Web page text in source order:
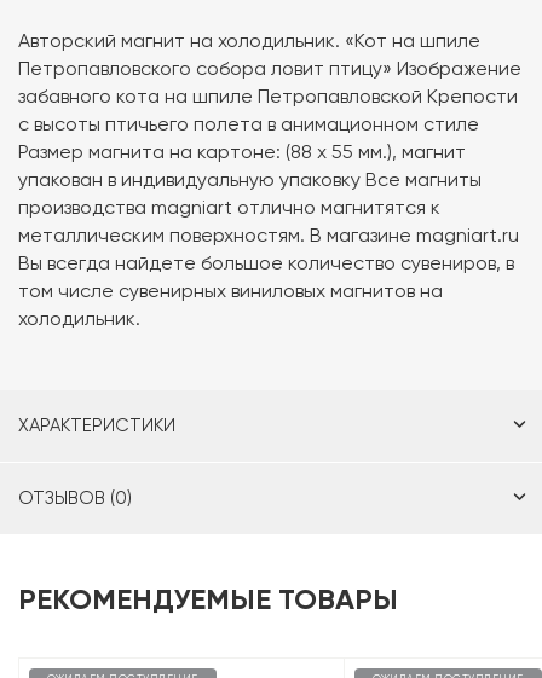
Авторский магнит на холодильник. «Кот на шпиле
Петропавловского собора ловит птицу» Изображение
забавного кота на шпиле Петропавловской Крепости
с высоты птичьего полета в анимационном стиле
Размер магнита на картоне: (88 х 55 мм.), магнит
упакован в индивидуальную упаковку Все магниты
производства magniart отлично магнитятся к
металлическим поверхностям. В магазине magniart.ru
Вы всегда найдете большое количество сувениров, в
том числе сувенирных виниловых магнитов на
холодильник.
ХАРАКТЕРИСТИКИ
ОТЗЫВОВ (0)
РЕКОМЕНДУЕМЫЕ ТОВАРЫ